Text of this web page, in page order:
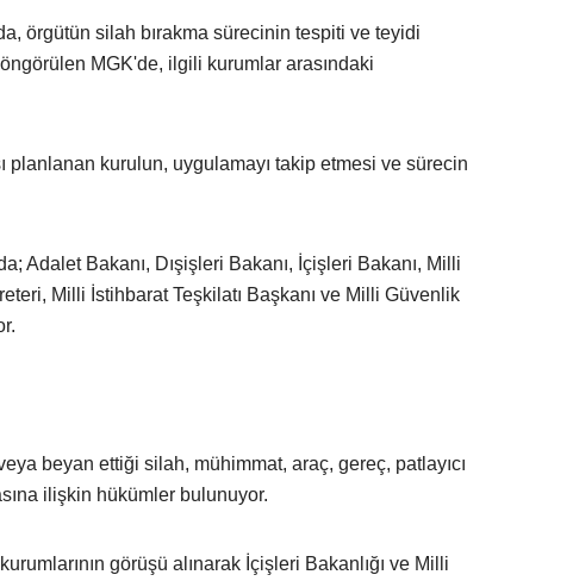
örgütün silah bırakma sürecinin tespiti ve teyidi
MGK'de, ilgili kurumlar arasındaki
planlanan kurulun, uygulamayı takip etmesi ve sürecin
Adalet Bakanı, Dışişleri Bakanı, İçişleri Bakanı, Milli
Milli İstihbarat Teşkilatı Başkanı ve Milli Güvenlik
beyan ettiği silah, mühimmat, araç, gereç, patlayıcı
ilişkin hükümler bulunuyor.
görüşü alınarak İçişleri Bakanlığı ve Milli